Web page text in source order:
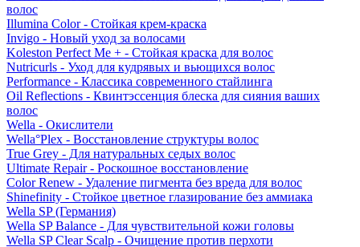
волос
Illumina Color - Стойкая крем-краска
Invigo - Новый уход за волосами
Koleston Perfect Me + - Стойкая краска для волос
Nutricurls - Уход для кудрявых и вьющихся волос
Performance - Классика современного стайлинга
Oil Reflections - Квинтэссенция блеска для сияния ваших
волос
Wella - Окислители
Wella°Plex - Восстановление структуры волос
True Grey - Для натуральных седых волос
Ultimate Repair - Роскошное восстановление
Color Renew - Удаление пигмента без вреда для волос
Shinefinity - Стойкое цветное глазирование без аммиака
Wella SP (Германия)
Wella SP Balance - Для чувствительной кожи головы
Wella SP Clear Scalp - Очищение против перхоти